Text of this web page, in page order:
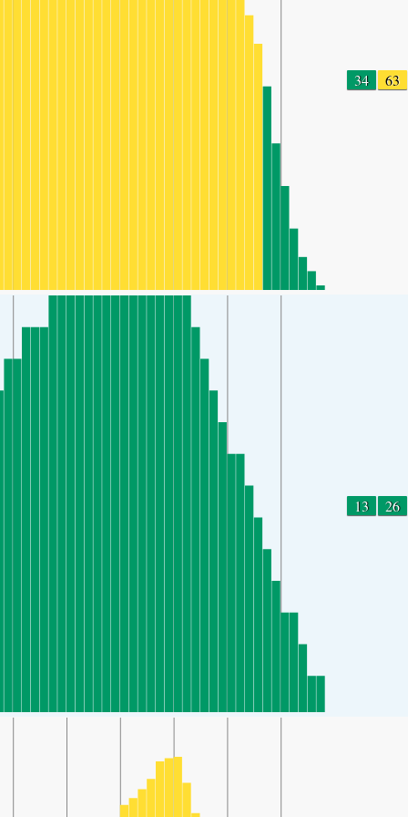
34 63
13 26